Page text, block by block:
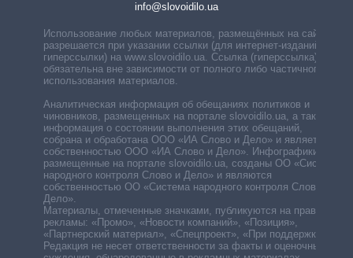
info@slovoidilo.ua
Использование любых материалов, размещённых на сайте,
разрешается при указании ссылки (для интернет-изданий —
гиперссылки) на www.slovoidilo.ua. Ссылка (гиперссылка)
обязательна вне зависимости от полного либо частичного
использования материалов.
Аналитическая информация об обещаниях политиков и
чиновников, размещенных на портале slovoidilo.ua, а также
информация о состоянии выполнения этих обещаний,
собрана и обработана ООО «ИА Слово и Дело» и является
собственностью ООО «ИА Слово и Дело». Инфографики,
размещенные на портале slovoidilo.ua, созданы ОО «Система
народного контроля Слово и Дело» и являются
собственностью ОО «Система народного контроля Слово и
Дело».
Материалы, отмеченные значками, публикуются на правах
рекламы: «Промо», «Новости компаний», «Позиция»,
«Партнерский материал», «Спецпроект», «При поддержке».
Редакция не несет ответственности за факты и оценочные